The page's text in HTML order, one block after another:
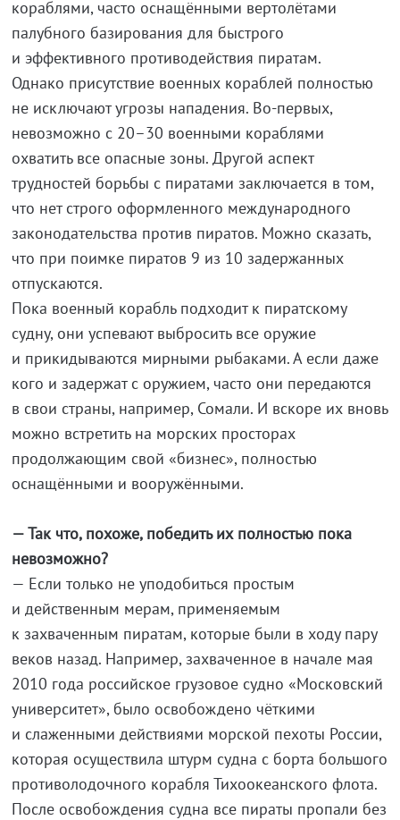
кораблями, часто оснащёнными вертолётами
палубного базирования для быстрого
и эффективного противoдействия пиратам.
Однако присутствие военных кораблей полностью
не исключают угрозы нападения. Во-первых,
невозможно с 20–30 военными кораблями
охватить все опасные зоны. Другой аспект
трудностей борьбы с пиратами заключается в том,
что нет строго оформленного международного
законодательства против пиратов. Можно сказать,
что при поимке пиратов 9 из 10 задержанных
отпускаются.
Пока военный корабль подходит к пиратскому
судну, они успевают выбросить все оружие
и прикидываются мирными рыбаками. А если даже
кого и задержат с оружием, часто они передаются
в свои страны, например, Сомали. И вскоре их вновь
можно встретить на морских просторах
продолжающим свой «бизнес», полностью
оснащёнными и вооружёнными.
— Так что, похоже, победить их полностью пока
невозможно?
— Если только не уподобиться простым
и действенным мерам, применяемым
к захваченным пиратам, которые были в ходу пару
веков назад. Hапример, захваченное в начале мая
2010 года российское грузовое судно «Московский
университет», было освобождено чёткими
и слаженными действиями морской пехоты России,
которая осуществила штурм судна с борта большого
противолодочного корабля Тихоокеанского флота.
После освобождения судна все пираты пропали без